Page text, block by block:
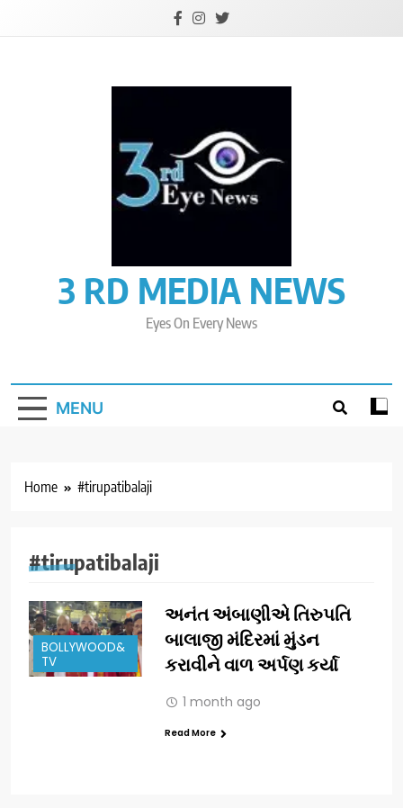
3 RD MEDIA NEWS
Eyes On Every News
MENU
Home #tirupatibalaji
#tirupatibalaji
BOLLYWOOD&
TV
અનંત અંબાણીએ તિરુપતિ
બાલાજી મંદિરમાં મુંડન
કરાવીને વાળ અર્પણ કર્યા
1 month ago
Read More